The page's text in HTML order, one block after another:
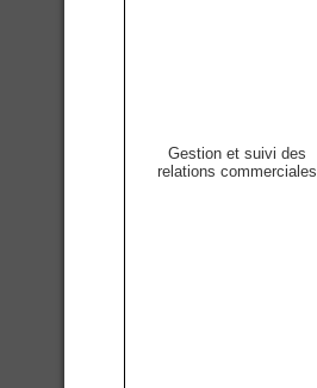
Gestion et suivi des
relations commerciales